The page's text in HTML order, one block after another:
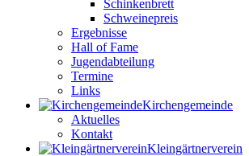
Schinkenbrett
Schweinepreis
Ergebnisse
Hall of Fame
Jugendabteilung
Termine
Links
Kirchengemeinde
Aktuelles
Kontakt
Kleingärtnerverein